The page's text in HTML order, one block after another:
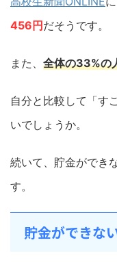
456円だそうです。
また、 全体の33%の
自分と比較して「す
いでしょうか。
続いて、貯金ができ
す。
貯金ができな